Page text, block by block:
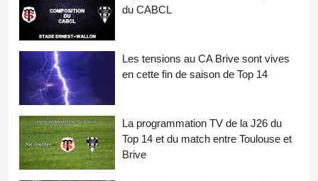
du CABCL
Les tensions au CA Brive sont vives
en cette fin de saison de Top 14
La programmation TV de la J26 du
Top 14 et du match entre Toulouse et
Brive